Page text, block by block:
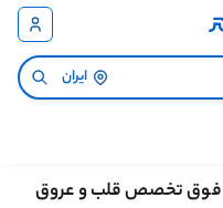
ایران
فوق تخصص قلب و عروق